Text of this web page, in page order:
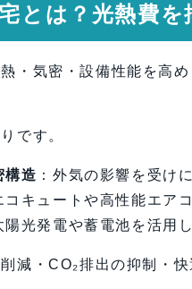
とは？光熱費
・気密・設備性能を高
です。
構造 ：外気の影響を受け
コキュートや高性能エア
陽光発電や蓄電池を活用
減・CO₂排出の抑制・